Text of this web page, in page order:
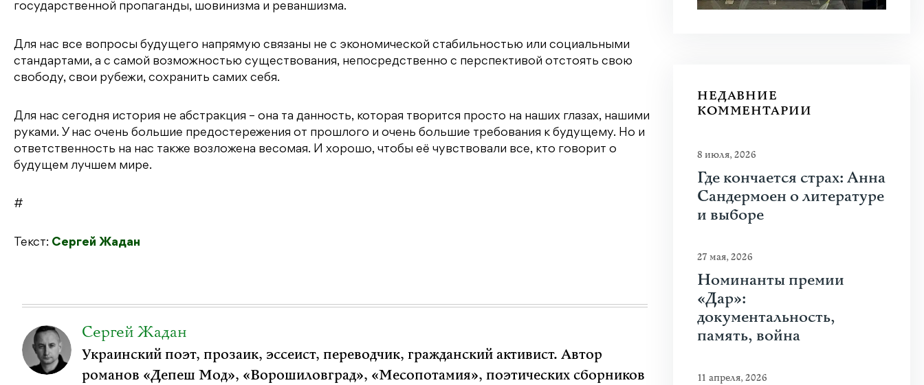
государственной пропаганды, шовинизма и реваншизма.
Для нас все вопросы будущего напрямую связаны не с экономической стабильностью или социальными
стандартами, а с самой возможностью существования, непосредственно с перспективой отстоять свою
свободу, свои рубежи, сохранить самих себя.
Для нас сегодня история не абстракция – она та данность, которая творится просто на наших глазах, нашими
руками. У нас очень большие предостережения от прошлого и очень большие требования к будущему. Но и
ответственность на нас также возложена весомая. И хорошо, чтобы её чувствовали все, кто говорит о
будущем лучшем мире.
#
Текст: Сергей Жадан
Сергей Жадан
Украинский поэт, прозаик, эссеист, переводчик, гражданский активист. Автор
романов «Депеш Мод», «Ворошиловград», «Месопотамия», поэтических сборников
НЕДАВНИЕ
КОММЕНТАРИИ
8 июля, 2026
Где кончается страх: Анна
Сандермоен о литературе
и выборе
27 мая, 2026
Номинанты премии
«Дар»:
документальность,
память, война
11 апреля, 2026